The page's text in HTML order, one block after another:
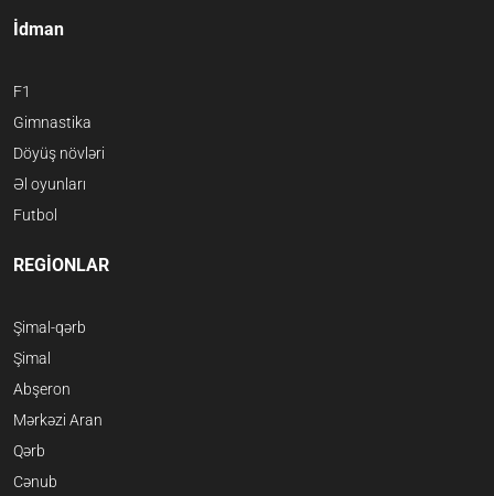
İdman
F1
Gimnastika
Döyüş növləri
Əl oyunları
Futbol
REGİONLAR
Şimal-qərb
Şimal
Abşeron
Mərkəzi Aran
Qərb
Cənub